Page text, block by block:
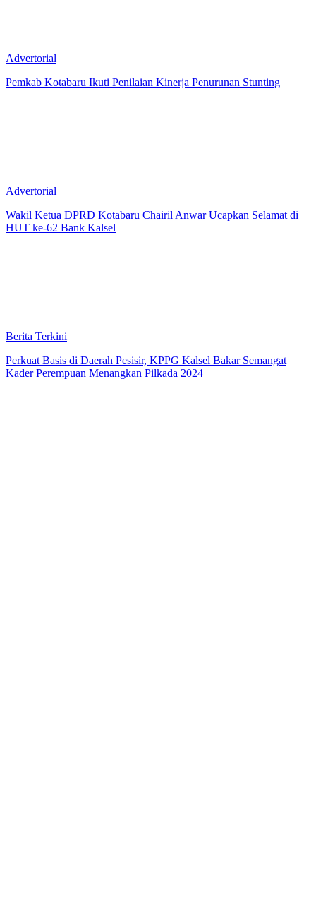
Advertorial
Pemkab Kotabaru Ikuti Penilaian Kinerja Penurunan Stunting
Advertorial
Wakil Ketua DPRD Kotabaru Chairil Anwar Ucapkan Selamat di
HUT ke-62 Bank Kalsel
Berita Terkini
Perkuat Basis di Daerah Pesisir, KPPG Kalsel Bakar Semangat
Kader Perempuan Menangkan Pilkada 2024